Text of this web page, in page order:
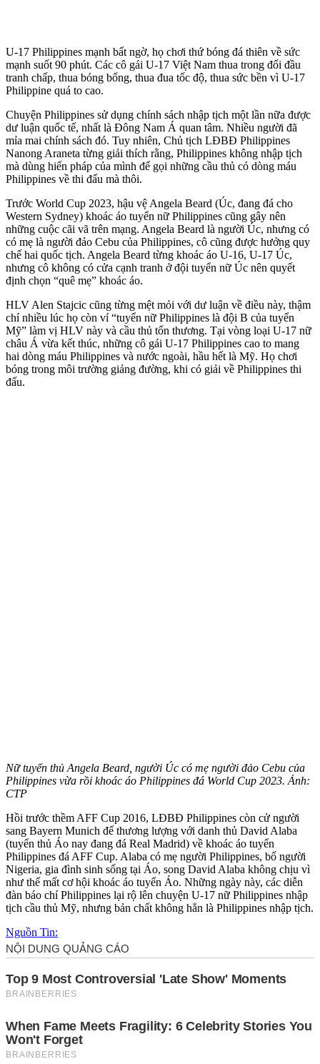
U-17 Philippines mạnh bất ngờ, họ chơi thứ bóng đá thiên về sức
mạnh suốt 90 phút. Các cô gái U-17 Việt Nam thua trong đối đầu
tranh chấp, thua bóng bổng, thua đua tốc độ, thua sức bền vì U-17
Philippine quá to cao.
Chuyện Philippines sử dụng chính sách nhập tịch một lần nữa được
dư luận quốc tế, nhất là Đông Nam Á quan tâm. Nhiều người đã
mỉa mai chính sách đó. Tuy nhiên, Chủ tịch LĐBĐ Philippines
Nanong Araneta từng giải thích rằng, Philippines không nhập tịch
mà dùng hiến pháp của mình để gọi những cầu thủ có dòng máu
Philippines về thi đấu mà thôi.
Trước World Cup 2023, hậu vệ Angela Beard (Úc, đang đá cho
Western Sydney) khoác áo tuyển nữ Philippines cũng gây nên
những cuộc cãi vã trên mạng. Angela Beard là người Úc, nhưng có
có mẹ là người đảo Cebu của Philippines, cô cũng được hưởng quy
chế hai quốc tịch. Angela Beard từng khoác áo U-16, U-17 Úc,
nhưng cô không có cửa cạnh tranh ở đội tuyển nữ Úc nên quyết
định chọn “quê mẹ” khoác áo.
HLV Alen Stajcic cũng từng mệt mỏi với dư luận về điều này, thậm
chí nhiều lúc họ còn ví “tuyển nữ Philippines là đội B của tuyển
Mỹ” làm vị HLV này và cầu thủ tổn thương. Tại vòng loại U-17 nữ
châu Á vừa kết thúc, những cô gái U-17 Philippines cao to mang
hai dòng máu Philippines và nước ngoài, hầu hết là Mỹ. Họ chơi
bóng trong môi trường giảng đường, khi có giải về Philippines thi
đấu.
Nữ tuyển thủ Angela Beard, người Úc có mẹ người đảo Cebu của
Philippines vừa rồi khoác áo Philippines đá World Cup 2023. Ảnh:
CTP
Hồi trước thềm AFF Cup 2016, LĐBĐ Philippines còn cử người
sang Bayern Munich để thương lượng với danh thủ David Alaba
(tuyển thủ Áo nay đang đá Real Madrid) về khoác áo tuyển
Philippines đá AFF Cup. Alaba có mẹ người Philippines, bố người
Nigeria, gia đình sinh sống tại Áo, song David Alaba không chịu vì
như thế mất cơ hội khoác áo tuyển Áo. Những ngày này, các diễn
đàn báo chí Philippines lại rộ lên chuyện U-17 nữ Philippines nhập
tịch cầu thủ Mỹ, nhưng bản chất không hẳn là Philippines nhập tịch.
Nguồn Tin: